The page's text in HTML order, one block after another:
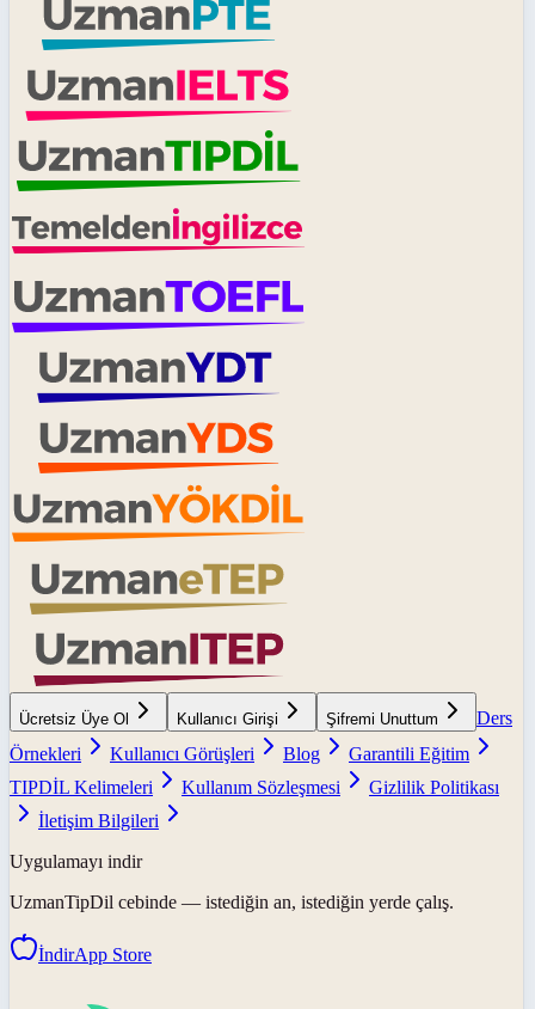
Ücretsiz Üye Ol Kullanıcı Girişi Şifremi Unuttum
Ders
Örnekleri
Kullanıcı Görüşleri Blog
Garantili Eğitim
TIPDİL Kelimeleri
Kullanım Sözleşmesi
Gizlilik Politikası
İletişim Bilgileri
Uygulamayı indir
UzmanTipDil cebinde — istediğin an, istediğin yerde çalış.
İndirApp Store